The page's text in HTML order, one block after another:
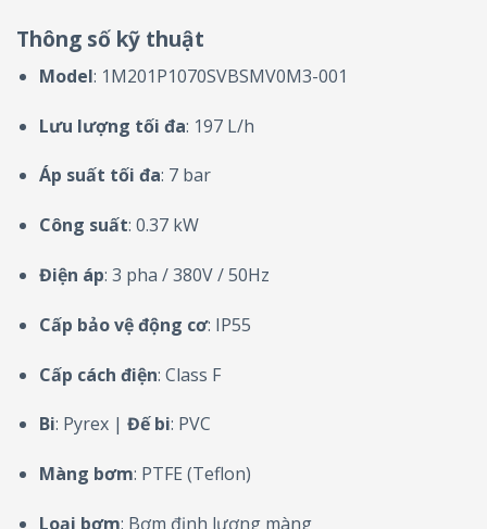
Thông số kỹ thuật
Model: 1M201P1070SVBSMV0M3-001
Lưu lượng tối đa: 197 L/h
Áp suất tối đa: 7 bar
Công suất: 0.37 kW
Điện áp: 3 pha / 380V / 50Hz
Cấp bảo vệ động cơ: IP55
Cấp cách điện: Class F
Bi: Pyrex | Đế bi: PVC
Màng bơm: PTFE (Teflon)
Loại bơm: Bơm định lượng màng